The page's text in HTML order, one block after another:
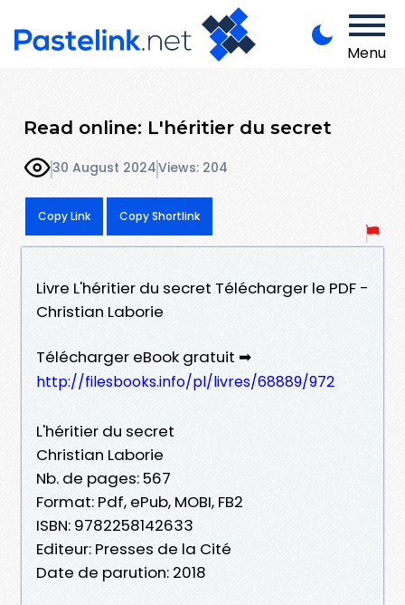
Menu
Read online: L'héritier du secret
30 August 2024Views: 204
Copy Link Copy Shortlink
Livre L'héritier du secret Télécharger le PDF -
Christian Laborie
Télécharger eBook gratuit ➡
http://filesbooks.info/pl/livres/68889/972
L'héritier du secret
Christian Laborie
Nb. de pages: 567
Format: Pdf, ePub, MOBI, FB2
ISBN: 9782258142633
Editeur: Presses de la Cité
Date de parution: 2018